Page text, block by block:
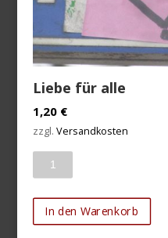
Liebe für alle
1,20 €
zzgl.Versandkosten
In den Warenkorb